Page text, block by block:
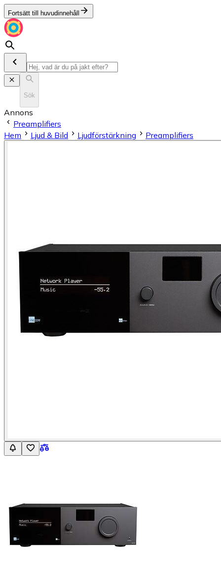
Fortsätt till huvudinnehåll
Sök
Annons
Preamplifiers
Hem
Ljud & Bild Ljudförstärkning Preamplifiers